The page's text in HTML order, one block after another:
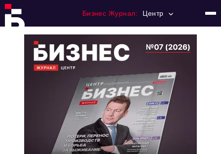
Бизнес Журнал: Центр